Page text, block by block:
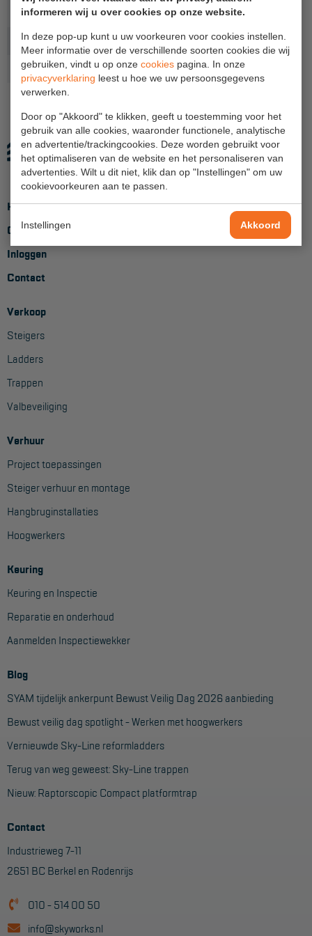
informeren wij u over cookies op onze website.
In deze pop-up kunt u uw voorkeuren voor cookies instellen.
Meer informatie over de verschillende soorten cookies die wij
gebruiken, vindt u op onze cookies pagina. In onze
privacyverklaring leest u hoe we uw persoonsgegevens
verwerken.
Door op "Akkoord" te klikken, geeft u toestemming voor het
gebruik van alle cookies, waaronder functionele, analytische
en advertentie/trackingcookies. Deze worden gebruikt voor
het optimaliseren van de website en het personaliseren van
advertenties. Wilt u dit niet, klik dan op "Instellingen" om uw
cookievoorkeuren aan te passen.
Instellingen Akkoord
Schilderwerkzaamheden
Gevelrenovatie
Hoogwerkers
Telescoop hoogwerkers
Knikarmhoogwerkers
Schaarhoogwerkers
Hoogbouw
Industrie
Projectvoorbeelden
KEURING
Ladders en trappen
Reparatie en onderhoud
Aanmelden Inspectiewekker
OVER ONS
Vestigingen
Product video's
SUPPORT
Tips en trucs
Toepassing Tijdelijk
Norm CE, EN 795 klasse B
Productlijn Protecta
Home
Over ons
Inloggen
Contact
Verkoop
Steigers
Ladders
Trappen
Valbeveiliging
Verhuur
Project toepassingen
Steiger verhuur en montage
Hangbruginstallaties
Hoogwerkers
Keuring
Keuring en Inspectie
Reparatie en onderhoud
Aanmelden Inspectiewekker
Blog
SYAM tijdelijk ankerpunt Bewust Veilig Dag 2026 aanbieding
Bewust veilig dag spotlight - Werken met hoogwerkers
Vernieuwde Sky-Line reformladders
Terug van weg geweest: Sky-Line trappen
Nieuw: Raptorscopic Compact platformtrap
Contact
Industrieweg 7-11
2651 BC Berkel en Rodenrijs
010 - 514 00 50
info@skyworks.nl